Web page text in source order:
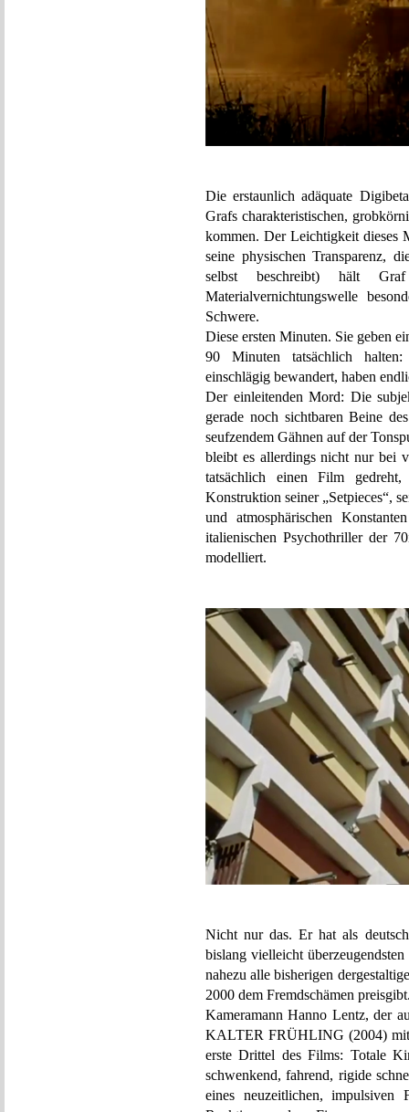
Die erstaunlich adäquate
Grafs charakteristischen,
kommen. Der Leichtigkeit dieses
seine physischen Transparenz,
selbst beschreibt) hält
Materialvernichtungswelle
Schwere.
Diese ersten Minuten. Sie geben
90 Minuten tatsächlich
einschlägig bewandert, haben
Der einleitenden Mord: Die
gerade noch sichtbaren Beine
seufzendem Gähnen auf der
bleibt es allerdings nicht nur bei
tatsächlich einen Film
Konstruktion seiner „Setpieces“,
und atmosphärischen
italienischen Psychothriller der
modelliert.
Nicht nur das. Er hat als
bislang vielleicht
nahezu alle bisherigen
2000 dem Fremdschämen
Kameramann Hanno Lentz, der
KALTER FRÜHLING (2004) mit
erste Drittel des Films: Totale
schwenkend, fahrend, rigide
eines neuzeitlichen, impulsiven